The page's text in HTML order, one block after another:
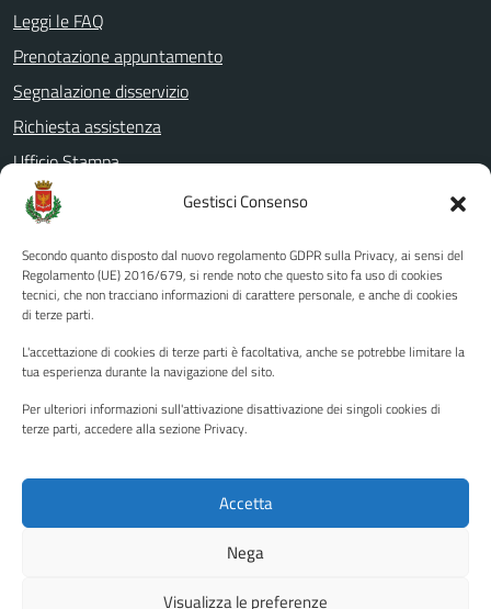
Gestisci Consenso
Secondo quanto disposto dal nuovo regolamento GDPR sulla Privacy, ai sensi del
Regolamento (UE) 2016/679, si rende noto che questo sito fa uso di cookies
tecnici, che non tracciano informazioni di carattere personale, e anche di cookies
di terze parti.
L'accettazione di cookies di terze parti è facoltativa, anche se potrebbe limitare la
tua esperienza durante la navigazione del sito.
Per ulteriori informazioni sull'attivazione disattivazione dei singoli cookies di
terze parti, accedere alla sezione Privacy.
Accetta
Nega
Visualizza le preferenze
Leggi le FAQ
Prenotazione appuntamento
Segnalazione disservizio
Richiesta assistenza
Ufficio Stampa
Amministrazione Trasparente
Albo pretorio
Informativa privacy
Note legali
Piano di miglioramento del sito
Instagram